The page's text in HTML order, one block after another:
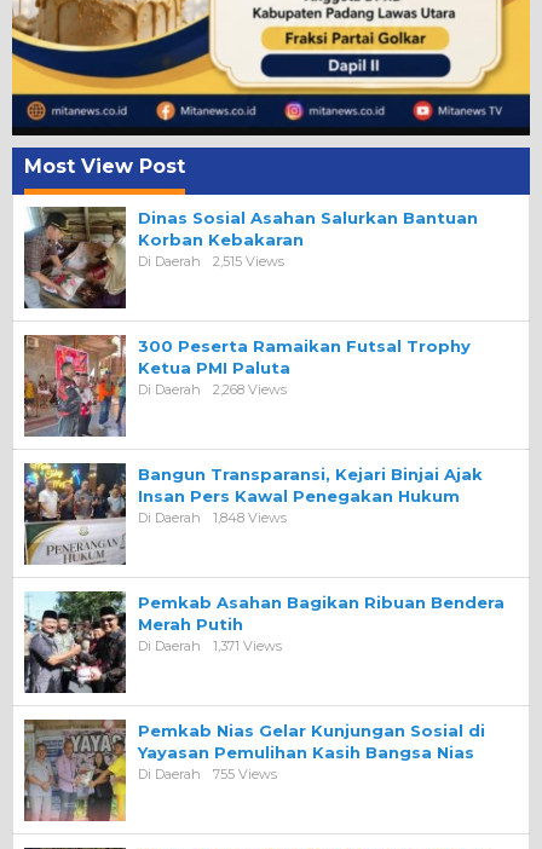
Most View Post
Dinas Sosial Asahan Salurkan Bantuan
Korban Kebakaran
Di Daerah 2,515 Views
300 Peserta Ramaikan Futsal Trophy
Ketua PMI Paluta
Di Daerah 2,268 Views
Bangun Transparansi, Kejari Binjai Ajak
Insan Pers Kawal Penegakan Hukum
Di Daerah 1,848 Views
Pemkab Asahan Bagikan Ribuan Bendera
Merah Putih
Di Daerah 1,371 Views
Pemkab Nias Gelar Kunjungan Sosial di
Yayasan Pemulihan Kasih Bangsa Nias
Di Daerah 755 Views